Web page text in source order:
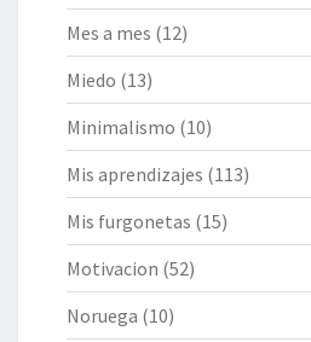
Mes a mes (12)
Miedo (13)
Minimalismo (10)
Mis aprendizajes (113)
Mis furgonetas (15)
Motivacion (52)
Noruega (10)